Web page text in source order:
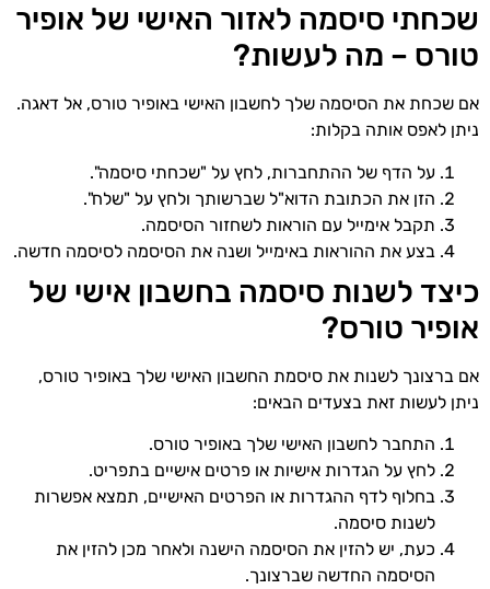
שכחתי סיסמה לאזור האישי של אופיר
טורס – מה לעשות?
אם שכחת את הסיסמה שלך לחשבון האישי באופיר טורס, אל דאגה.
ניתן לאפס אותה בקלות:
על הדף של ההתחברות, לחץ על "שכחתי סיסמה".
הזן את הכתובת הדוא"ל שברשותך ולחץ על "שלח".
תקבל אימייל עם הוראות לשחזור הסיסמה.
בצע את ההוראות באימייל ושנה את הסיסמה לסיסמה חדשה.
כיצד לשנות סיסמה בחשבון אישי של
אופיר טורס?
אם ברצונך לשנות את סיסמת החשבון האישי שלך באופיר טורס,
ניתן לעשות זאת בצעדים הבאים:
התחבר לחשבון האישי שלך באופיר טורס.
לחץ על הגדרות אישיות או פרטים אישיים בתפריט.
בחלוף לדף ההגדרות או הפרטים האישיים, תמצא אפשרות
לשנות סיסמה.
כעת, יש להזין את הסיסמה הישנה ולאחר מכן להזין את
הסיסמה החדשה שברצונך.